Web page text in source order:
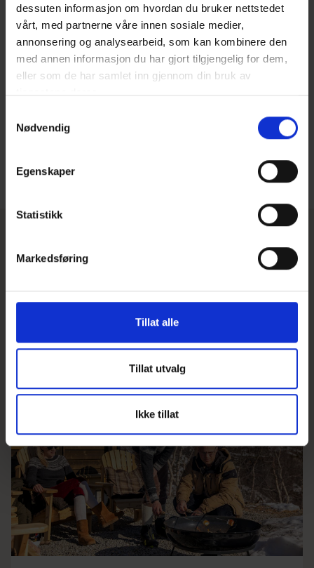
dessuten informasjon om hvordan du bruker nettstedet
vårt, med partnerne våre innen sosiale medier,
annonsering og analysearbeid, som kan kombinere den
med annen informasjon du har gjort tilgjengelig for dem,
eller som de har samlet inn gjennom din bruk av
tjenestene deres.
Nødvendig
Egenskaper
Statistikk
Markedsføring
Tillat alle
Tillat utvalg
Ikke tillat
Bruksareal
97 m
Mer inspirasjon og informasjon om hytter
Alle